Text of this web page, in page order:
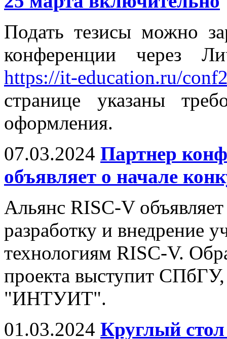
Подать тезисы можно
конференции через
https://it-education.ru/
странице указаны
оформления.
07.03.2024 Партнер
объявляет о начале
Альянс RISC-V
разработку и внедрение
технологиям RISC-V.
проекта выступит
"ИНТУИТ".
01.03.2024 Круглый стол